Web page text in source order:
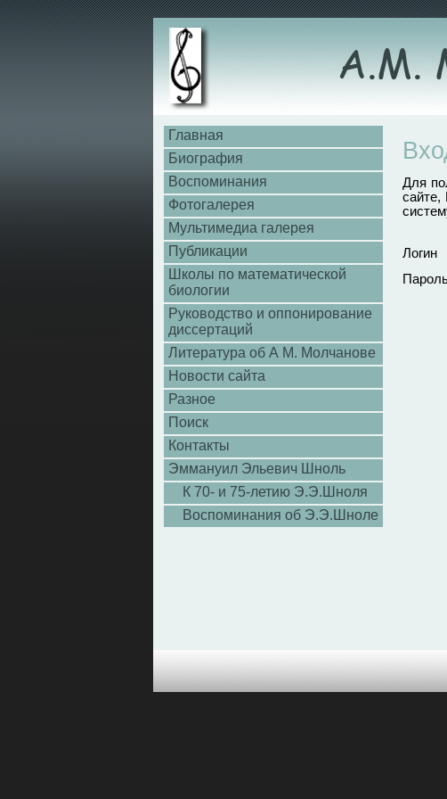
Главная
Биография
Воспоминания
Фотогалерея
Мультимедиа галерея
Публикации
Школы по математической
биологии
Руководство и оппонирование
диссертаций
Литература об А М. Молчанове
Новости сайта
Разное
Поиск
Контакты
Эммануил Эльевич Шноль
К 70- и 75-летию Э.Э.Шноля
Воспоминания об Э.Э.Шноле
Для
сайте,
Логин